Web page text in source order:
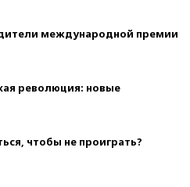
международной премии
революция: новые
чтобы не проиграть?